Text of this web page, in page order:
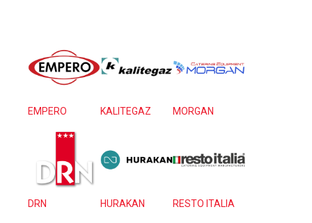
EMPERO KALITEGAZ MORGAN
DRN HURAKAN RESTO ITALIA